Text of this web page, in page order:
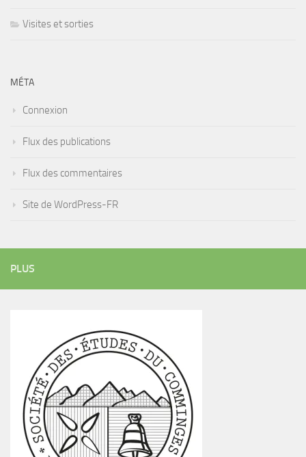
Visites et sorties
MÉTA
Connexion
Flux des publications
Flux des commentaires
Site de WordPress-FR
PLUS